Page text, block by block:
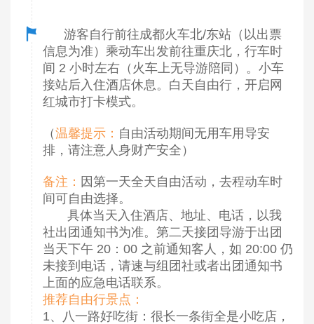
游客自行前往成都火车北/东站（以出票
信息为准）乘动车出发前往重庆北，行车时
间 2 小时左右（火车上无导游陪同）。小车
接站后入住酒店休息。白天自由行，开启网
红城市打卡模式。
（温馨提示： 自由活动期间无用车用导安
排，请注意人身财产安全）
备注： 因第一天全天自由活动，去程动车时
间可自由选择。
具体当天入住酒店、地址、电话，以我
社出团通知书为准。第二天接团导游于出团
当天下午 20：00 之前通知客人，如 20:00 仍
未接到电话，请速与组团社或者出团通知书
上面的应急电话联系。
推荐自由行景点：
1、八一路好吃街：很长一条街全是小吃店，